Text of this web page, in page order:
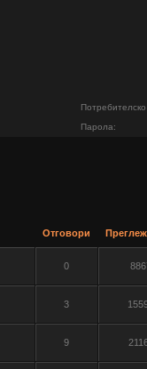
Парола:
Отговори
0
3
9